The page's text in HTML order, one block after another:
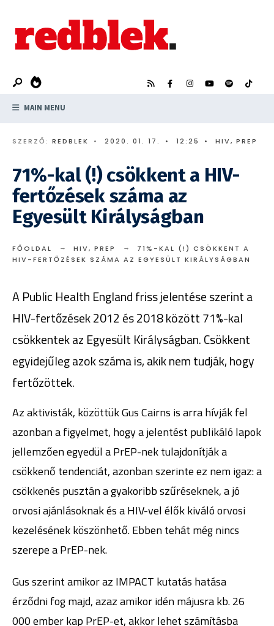
content
MAIN MENU
SZERZŐ: REDBLEK • 2020. 01. 17. • 12:25 • HIV, PREP
71%-kal (!) csökkent a HIV-
fertőzések száma az
Egyesült Királyságban
FŐOLDAL HIV, PREP
71%-KAL (!) CSÖKKENT A
HIV-FERTŐZÉSEK SZÁMA AZ EGYESÜLT KIRÁLYSÁGBAN
A Public Health England friss jelentése szerint a
HIV-fertőzések 2012 és 2018 között 71%-kal
csökkentek az Egyesült Királyságban. Csökkent
egyidejűleg azok száma is, akik nem tudják, hogy
fertőzöttek.
Az aktivisták, közöttük Gus Cairns is arra hívják fel
azonban a figyelmet, hogy a jelentést publikáló lapok
jellemzően egyedül a PrEP-nek tulajdonítják a
csökkenő tendenciát, azonban szerinte ez nem igaz: a
csökkenés pusztán a gyakoribb szűréseknek, a jó
orvosi ajánlásoknak és a HIV-vel élők kiváló orvosi
kezelésének köszönhető. Ebben tehát még nincs
szerepe a PrEP-nek.
Gus szerint amikor az IMPACT kutatás hatása
érződni fog majd, azaz amikor idén májusra kb. 26
000 ember kap PrEP-et, akkor lehet számításba